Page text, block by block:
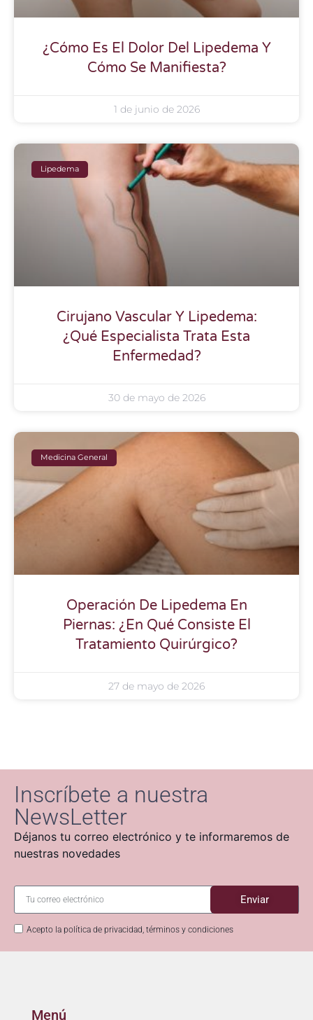
¿Cómo Es El Dolor Del Lipedema Y
Cómo Se Manifiesta?
1 de junio de 2026
Lipedema
Cirujano Vascular Y Lipedema:
¿Qué Especialista Trata Esta
Enfermedad?
30 de mayo de 2026
Medicina General
Operación De Lipedema En
Piernas: ¿En Qué Consiste El
Tratamiento Quirúrgico?
27 de mayo de 2026
Inscríbete a nuestra
NewsLetter
Déjanos tu correo electrónico y te informaremos de
nuestras novedades
Acepto la política de privacidad, términos y condiciones
Enviar
Menú